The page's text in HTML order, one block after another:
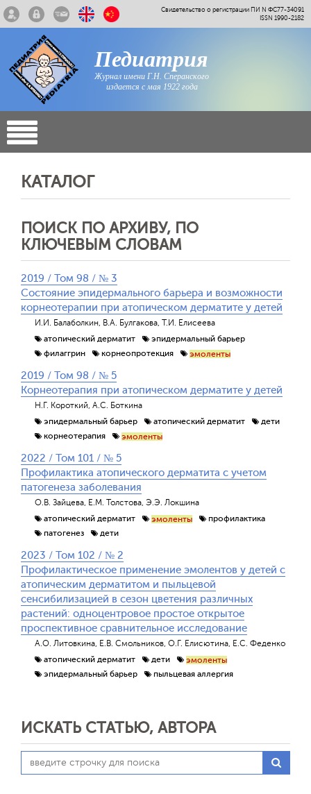
Свидетельство о регистрации ПИ N ФС77-34091
ISSN 1990-2182
Педиатрия
Журнал имени Г.Н. Сперанского
издается с мая 1922 года
КАТАЛОГ
ПОИСК ПО АРХИВУ, ПО
КЛЮЧЕВЫМ СЛОВАМ
2019 / Том 98 / № 3
Состояние эпидермального барьера и возможности
корнеотерапии при атопическом дерматите у детей
И.И. Балаболкин, В.А. Булгакова, Т.И. Елисеева
атопический дерматит
эпидермальный барьер
филаггрин
корнеопротекция эмоленты
2019 / Том 98 / № 5
Корнеотерапия при атопическом дерматите у детей
Н.Г. Короткий, А.С. Боткина
эпидермальный барьер
атопический дерматит
дети
корнеотерапия
эмоленты
2022 / Том 101 / № 5
Профилактика атопического дерматита с учетом
патогенеза заболевания
О.В. Зайцева, Е.М. Толстова, Э.Э. Локшина
атопический дерматит
эмоленты
профилактика
патогенез
дети
2023 / Том 102 / № 2
Профилактическое применение эмолентов у детей с
атопическим дерматитом и пыльцевой
сенсибилизацией в сезон цветения различных
растений: одноцентровое простое открытое
проспективное сравнительное исследование
А.О. Литовкина, Е.В. Смольников, О.Г. Елисютина, Е.С. Феденко
атопический дерматит
дети
эмоленты
эпидермальный барьер
пыльцевая аллергия
ИСКАТЬ СТАТЬЮ, АВТОРА